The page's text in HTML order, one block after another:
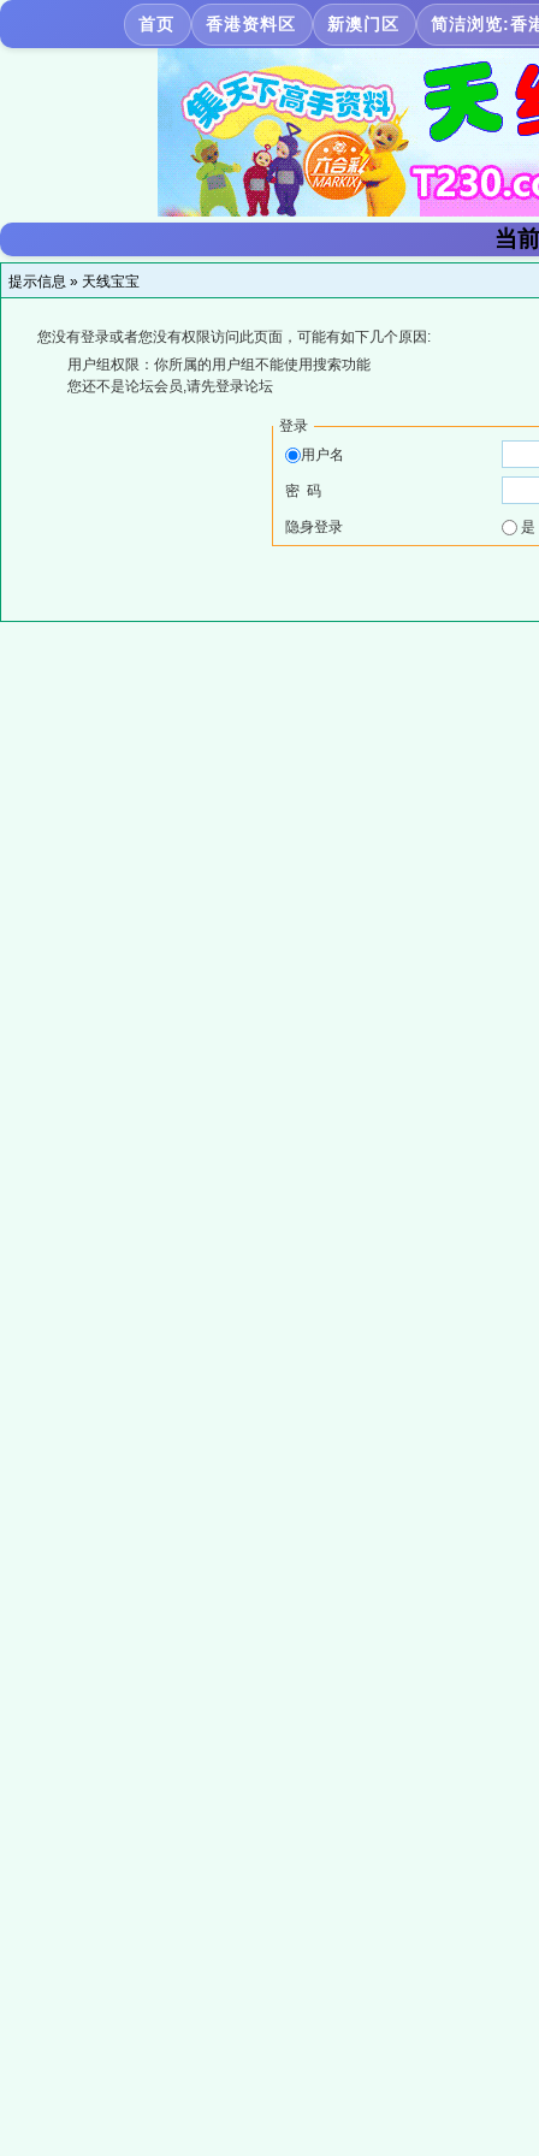
首页 香港资料区 新澳门区 简洁浏览:香
当
提示信息 » 天线宝宝
您没有登录或者您没有权限访问此页面，可能有如下几个原因:
用户组权限：你所属的用户组不能使用搜索功能
您还不是论坛会员,请先登录论坛
登录
用户名
密 码
隐身登录